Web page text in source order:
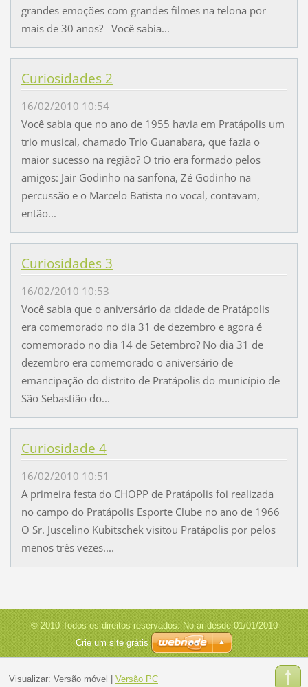
grandes emoções com grandes filmes na telona por
mais de 30 anos? Você sabia...
Curiosidades 2
16/02/2010 10:54
Você sabia que no ano de 1955 havia em Pratápolis um
trio musical, chamado Trio Guanabara, que fazia o
maior sucesso na região? O trio era formado pelos
amigos: Jair Godinho na sanfona, Zé Godinho na
percussão e o Marcelo Batista no vocal, contavam,
então...
Curiosidades 3
16/02/2010 10:53
Você sabia que o aniversário da cidade de Pratápolis
era comemorado no dia 31 de dezembro e agora é
comemorado no dia 14 de Setembro? No dia 31 de
dezembro era comemorado o aniversário de
emancipação do distrito de Pratápolis do município de
São Sebastião do...
Curiosidade 4
16/02/2010 10:51
A primeira festa do CHOPP de Pratápolis foi realizada
no campo do Pratápolis Esporte Clube no ano de 1966
O Sr. Juscelino Kubitschek visitou Pratápolis por pelos
menos três vezes....
© 2010 Todos os direitos reservados. No ar desde 01/01/2010
Crie um site grátis
Visualizar: Versão móvel Versão PC